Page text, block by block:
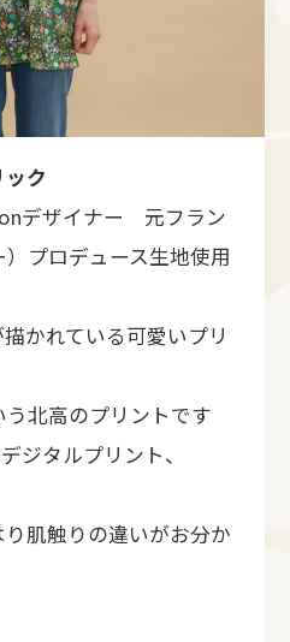
ック
デザイナー 元フラン
プロデュース生地使用
かれている可愛いプリ
北高のプリントです
ジタルプリント、
肌触りの違いがお分か